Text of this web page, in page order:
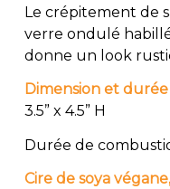
Le crépitement de
verre ondulé
donne un look
Dimension et
3.5” x 4.5” H
Durée de
Cire de soya